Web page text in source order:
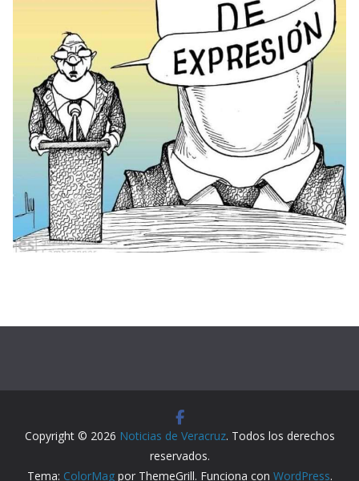
Copyright © 2026 Noticias de Veracruz. Todos los derechos
reservados.
Tema: ColorMagpor ThemeGrill. Funciona con WordPress.